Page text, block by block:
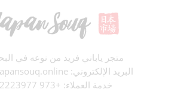
متجر ياباني فريد من نوعه في
البريد الإلكتروني: Info@japansouq.online
خدمة العملاء: +973 32223977